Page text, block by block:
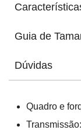
Guia de
Dúvidas
Quadro e